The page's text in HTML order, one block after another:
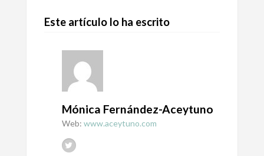
Este artículo lo ha escrito
Mónica Fernández-Aceytuno
Web: www.aceytuno.com